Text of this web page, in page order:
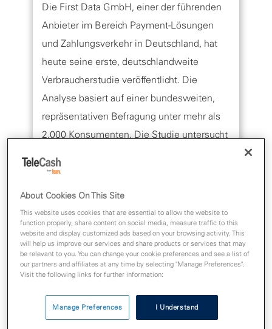
Die First Data GmbH, einer der führenden
Anbieter im Bereich Payment-Lösungen
und Zahlungsverkehr in Deutschland, hat
heute seine erste, deutschlandweite
Verbraucherstudie veröffentlicht. Die
Analyse basiert auf einer bundesweiten,
repräsentativen Befragung unter mehr als
2.000 Konsumenten. Die Studie untersucht
Zahlungsmethoden sowie die wichtigsten
Faktoren, die die Einführung von Karten-
und kontaktlosen Zahlungsmethoden
beeinflussen, darunter Sicherheit,
Zugänglichkeit und Alter. Die Ergebnisse
decken die gesamte Bevölkerung ab und
vergleichen zudem auch die Bundesländer.
"Im Gegensatz zu der traditionellen
About Cookies On This Site
This website uses cookies that are essential to allow the website to
function properly, share content on social media, measure traffic to this
website and display customized ads based on your browsing activity. This
will help us improve our services and share products or services that may
be relevant to you. You can change your cookie preferences and see a list of
our partners and affiliates at any time by selecting "Manage Preferences".
Visit the following links for further information:
Manage Preferences I Understand